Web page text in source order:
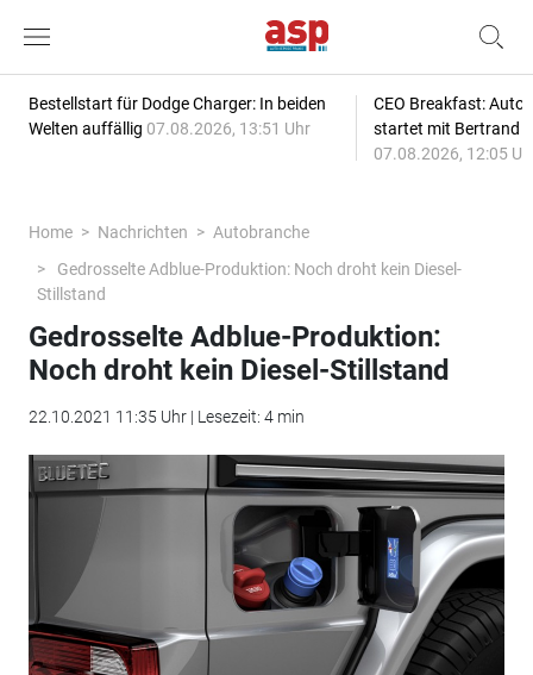
Bestellstart für Dodge Charger: In beiden
Welten auffällig 07.08.2026, 13:51 Uhr
CEO Breakfast:
startet mit Bertrand
07.08.2026, 12:05
Home Nachrichten
Autobranche
Gedrosselte Adblue-Produktion: Noch droht kein Diesel-
Stillstand
Gedrosselte Adblue-Produktion:
Noch droht kein Diesel-Stillstand
22.10.2021 11:35 Uhr | Lesezeit: 4 min